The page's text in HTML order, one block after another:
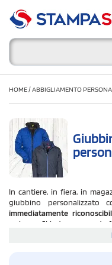
HOME/ABBIGLIAMENTO
In cantiere, in fiera, in
giubbino personalizzato
immediatamente
arrivano. Si indossa
porta